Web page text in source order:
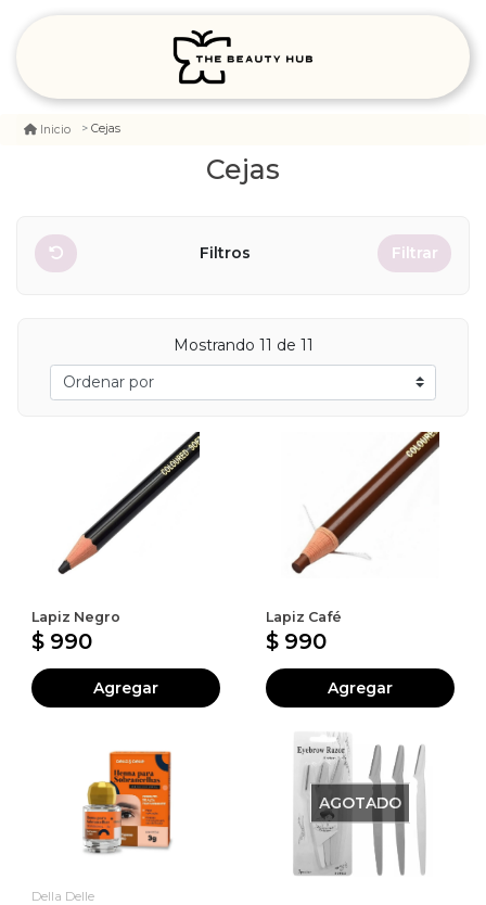
Inicio Cejas
Cejas
Filtros Filtrar
Mostrando 11 de 11
Lapiz Negro
$ 990
Agregar
Lapiz Café
$ 990
Agregar
Della Delle
AGOTADO